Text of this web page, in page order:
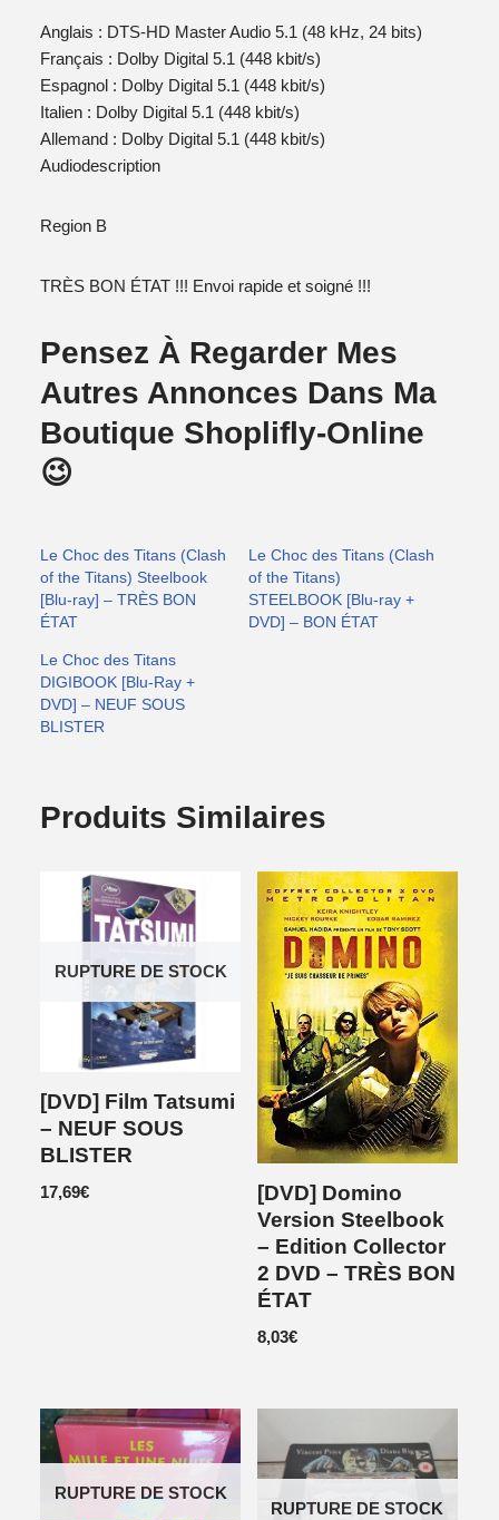
Anglais : DTS-HD Master Audio 5.1 (48 kHz, 24 bits)
Français : Dolby Digital 5.1 (448 kbit/s)
Espagnol : Dolby Digital 5.1 (448 kbit/s)
Italien : Dolby Digital 5.1 (448 kbit/s)
Allemand : Dolby Digital 5.1 (448 kbit/s)
Audiodescription
Region B
TRÈS BON ÉTAT !!! Envoi rapide et soigné !!!
Pensez À Regarder Mes
Autres Annonces Dans Ma
Boutique Shoplifly-Online
😉
Le Choc des Titans (Clash
of the Titans) Steelbook
[Blu-ray] – TRÈS BON
ÉTAT
Le Choc des Titans (Clash
of the Titans)
STEELBOOK [Blu-ray +
DVD] – BON ÉTAT
Le Choc des Titans
DIGIBOOK [Blu-Ray +
DVD] – NEUF SOUS
BLISTER
Produits Similaires
RUPTURE DE STOCK
[DVD] Film Tatsumi
– NEUF SOUS
BLISTER
17,69€
[DVD] Domino
Version Steelbook
– Edition Collector
2 DVD – TRÈS BON
ÉTAT
8,03€
RUPTURE DE STOCK
RUPTURE DE STOCK